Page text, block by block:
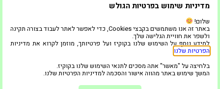
מדיניות שימוש בפרטיות הגולש
שלום!
באתר זה אנו משתמשים בקבצי Cookies, כדי לאפשר לאתר לעבוד בצורה תקינה
ולשפר את חוויית הגלישה שלך.
למידע נוסף על השימוש שלנו בקוקיז ועל פרטיותך, מוזמן לקרוא את מדיניות
הפרטיות שלנו
בלחיצה על "מאשר" אתה מסכים לתנאי השימוש שלנו בקוקיז.
המשך שימוש באתר מהווה אישור והסכמה למדיניות הפרטיות שלנו.